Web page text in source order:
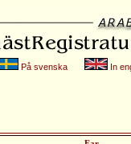
På svenska In